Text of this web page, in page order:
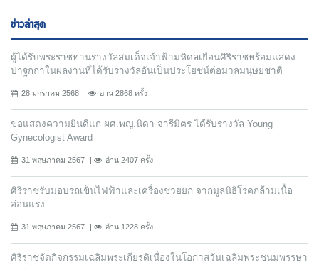
ข่าวล่าสุด
ผู้ได้รับพระราชทานรางวัลสมเด็จเจ้าฟ้ามหิดลเยือนศิริราชพร้อมแสดง
ปาฐกถาในผลงานที่ได้รับรางวัลอันเป็นประโยชน์ต่อมวลมนุษยชาติ
28 มกราคม 2568 อ่าน 2868 ครั้ง
ขอแสดงความยินดีแก่ ผศ.พญ.นิดา จารีมิตร ได้รับรางวัล Young
Gynecologist Award
31 พฤษภาคม 2567 อ่าน 2407 ครั้ง
ศิริราชรับมอบรถเข็นไฟฟ้าและเครื่องช่วยยก จากมูลนิธิโรคกล้ามเนื้อ
อ่อนแรง
31 พฤษภาคม 2567 อ่าน 1228 ครั้ง
ศิริราชจัดกิจกรรมเฉลิมพระเกียรติเนื่องในโอกาสวันเฉลิมพระชนมพรรษา